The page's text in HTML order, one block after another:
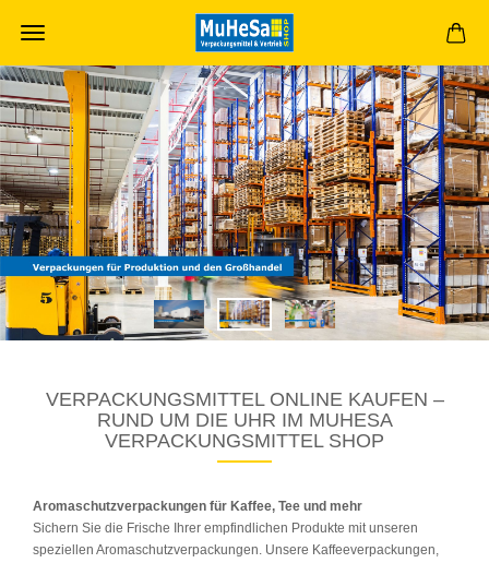
VERPACKUNGSMITTEL ONLINE KAUFEN –
RUND UM DIE UHR IM MUHESA
VERPACKUNGSMITTEL SHOP
Aromaschutzverpackungen für Kaffee, Tee und mehr
Sichern Sie die Frische Ihrer empfindlichen Produkte mit unseren
speziellen Aromaschutzverpackungen. Unsere Kaffeeverpackungen,